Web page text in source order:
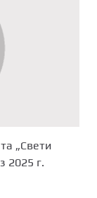
„Свети
2025 г.